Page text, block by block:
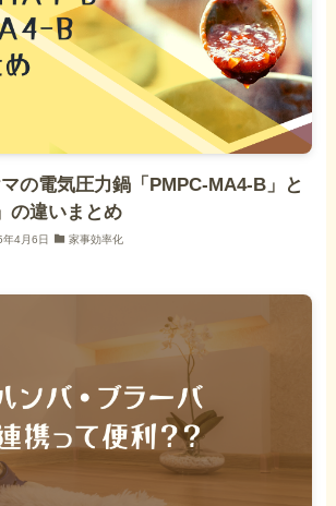
の電気圧力鍋「PMPC-MA4-B」と
の違いまとめ
4月6日 家事効率化